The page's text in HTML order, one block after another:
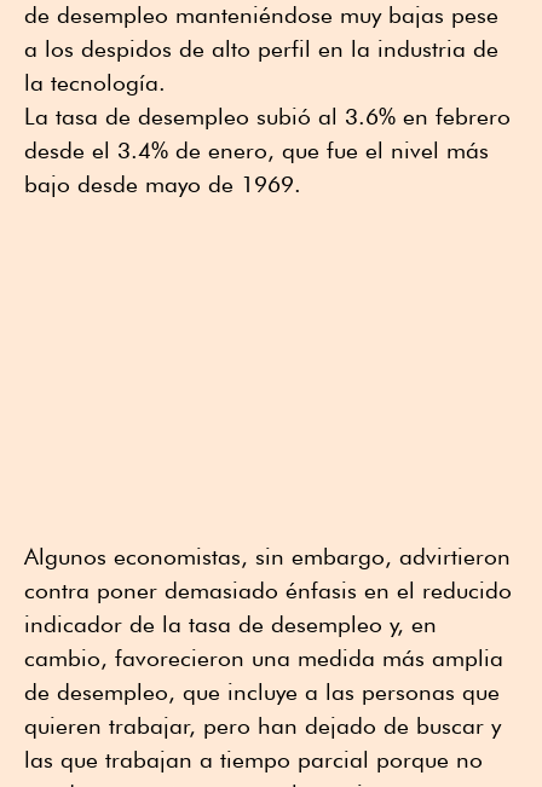
de desempleo manteniéndose muy bajas pese
a los despidos de alto perfil en la industria de
la tecnología.
La tasa de desempleo subió al 3.6% en febrero
desde el 3.4% de enero, que fue el nivel más
bajo desde mayo de 1969.
Algunos economistas, sin embargo, advirtieron
contra poner demasiado énfasis en el reducido
indicador de la tasa de desempleo y, en
cambio, favorecieron una medida más amplia
de desempleo, que incluye a las personas que
quieren trabajar, pero han dejado de buscar y
las que trabajan a tiempo parcial porque no